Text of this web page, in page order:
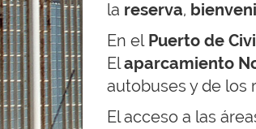
la reserva,
En el Puerto de
Elaparcamiento
autobuses y de los
El acceso a las